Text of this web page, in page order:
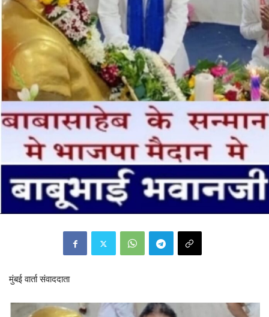
मुंबई वार्ता संवाददाता